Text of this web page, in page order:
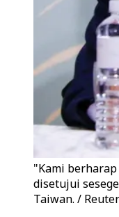
"Kami
disetujui
Taiwan. /